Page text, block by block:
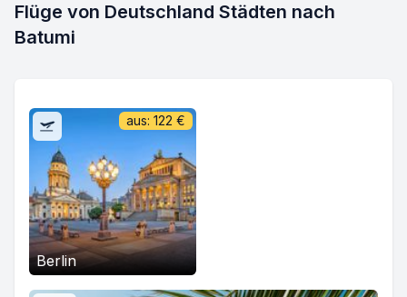
Flüge von Deutschland Städten nach
Batumi
Berlin
aus: 122 €